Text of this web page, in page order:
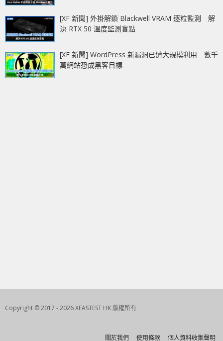
[XF 新聞] 外掛解鎖 Blackwell VRAM 逐粒監測 解
決 RTX 50 溫度監測盲點
[XF 新聞] WordPress 新漏洞已遭大規模利用 數千
萬網站恐成黑客目標
Copyright © 2017 - 2026 XFASTEST HK 版權所有
關於我們 使用條款 個人資料收集聲明